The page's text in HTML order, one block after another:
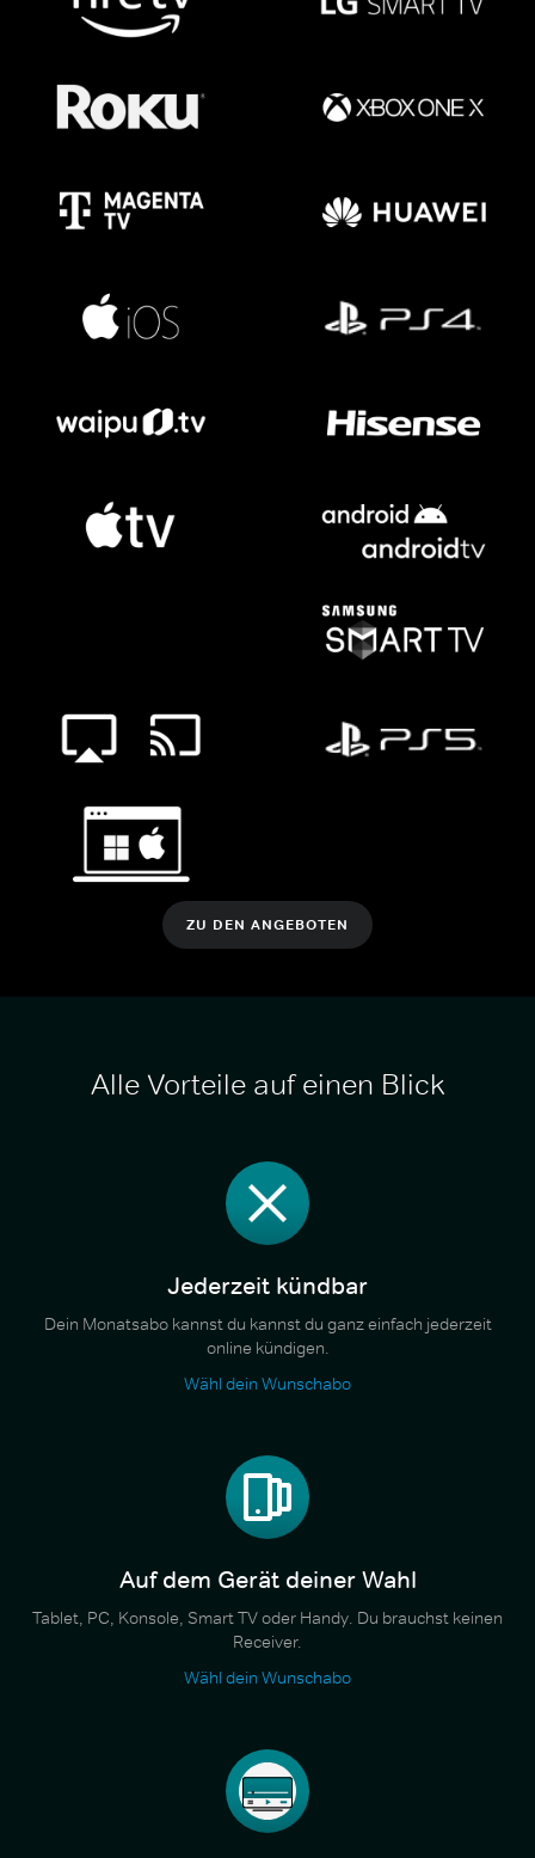
ZU DEN ANGEBOTEN
Alle Vorteile auf einen Blick
Jederzeit kündbar
Dein Monatsabo kannst du kannst du ganz einfach jederzeit
online kündigen.
Wähl dein Wunschabo
Auf dem Gerät deiner Wahl
Tablet, PC, Konsole, Smart TV oder Handy. Du brauchst keinen
Receiver.
Wähl dein Wunschabo